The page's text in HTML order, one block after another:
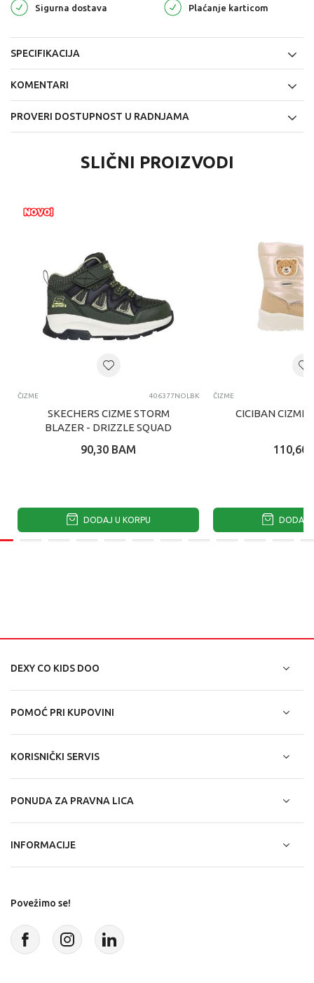
Sigurna dostava Plaćanje karticom
SPECIFIKACIJA
KOMENTARI
PROVERI DOSTUPNOST U RADNJAMA
SLIČNI PROIZVODI
ČIZME 406377NOLBK
SKECHERS CIZME STORM
BLAZER - DRIZZLE SQUAD
90,30 BAM
DODAJ U KORPU
ČIZME
CICIBAN CIZME
110,60
DODAJ
DEXY CO KIDS DOO
POMOĆ PRI KUPOVINI
KORISNIČKI SERVIS
PONUDA ZA PRAVNA LICA
INFORMACIJE
Povežimo se!